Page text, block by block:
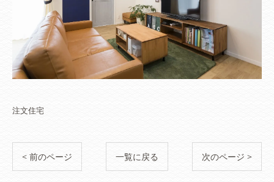
注文住宅
< 前のページ 一覧に戻る 次のページ >